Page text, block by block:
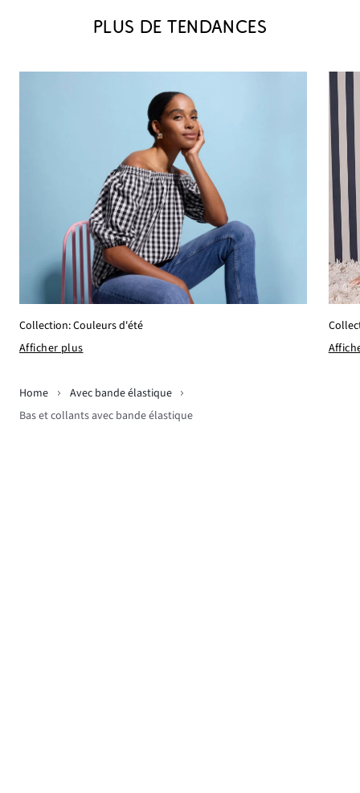
PLUS DE TENDANCES
Collection: Couleurs d'été
Afficher plus
Home
Avec bande élastique
Bas et collants avec bande élastique